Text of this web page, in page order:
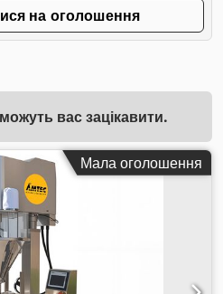
на оголошення
вас зацікавити.
Мала оголошення